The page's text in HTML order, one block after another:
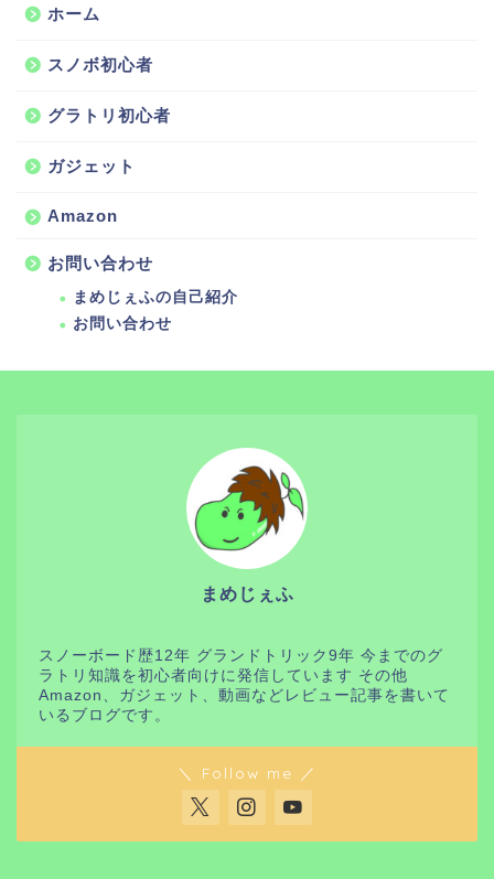
ホーム
スノボ初心者
グラトリ初心者
ガジェット
Amazon
お問い合わせ
まめじぇふの自己紹介
お問い合わせ
まめじぇふ
スノーボード歴12年 グランドトリック9年 今までのグ
ラトリ知識を初心者向けに発信しています その他
Amazon、ガジェット、動画などレビュー記事を書いて
いるブログです。
＼ Follow me ／